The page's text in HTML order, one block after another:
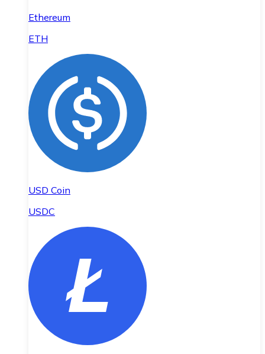
Ethereum
ETH
USD Coin
USDC